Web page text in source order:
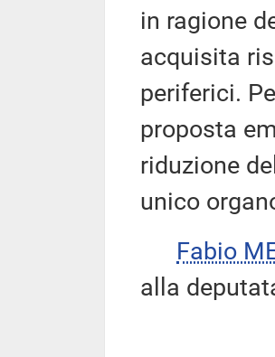
in ragione
acquisita
periferici.
proposta
riduzione
unico
Fabio
alla